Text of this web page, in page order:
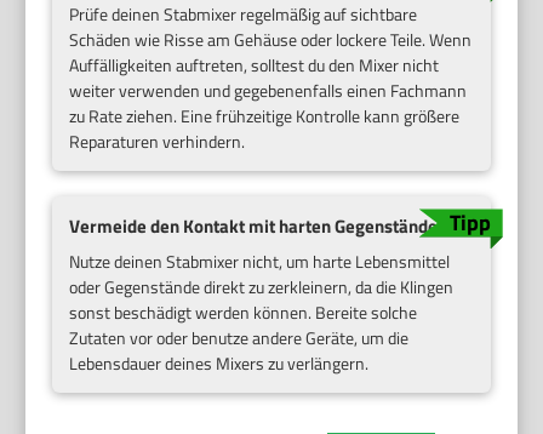
Prüfe deinen Stabmixer regelmäßig auf sichtbare
Schäden wie Risse am Gehäuse oder lockere Teile. Wenn
Auffälligkeiten auftreten, solltest du den Mixer nicht
weiter verwenden und gegebenenfalls einen Fachmann
zu Rate ziehen. Eine frühzeitige Kontrolle kann größere
Reparaturen verhindern.
Vermeide den Kontakt mit harten Gegenständen
Nutze deinen Stabmixer nicht, um harte Lebensmittel
oder Gegenstände direkt zu zerkleinern, da die Klingen
sonst beschädigt werden können. Bereite solche
Zutaten vor oder benutze andere Geräte, um die
Lebensdauer deines Mixers zu verlängern.